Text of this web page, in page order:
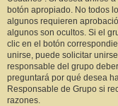
botón apropiado. No todos
algunos requieren
algunos son ocultos. Si el
clic en el botón
unirse, puede solicitar
responsable del grupo
preguntará por qué desea
Responsable de Grupo si
razones.